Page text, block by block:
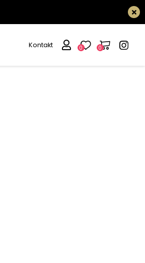
Kontakt 0 0